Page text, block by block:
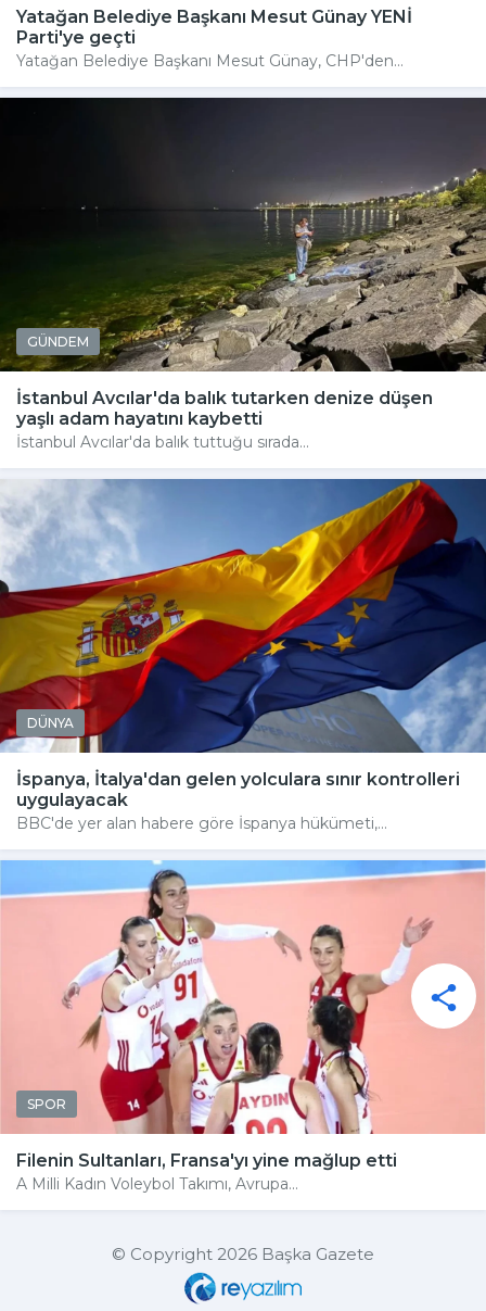
Yatağan Belediye Başkanı Mesut Günay YENİ
Parti'ye geçti
Yatağan Belediye Başkanı Mesut Günay, CHP'den...
GÜNDEM
İstanbul Avcılar'da balık tutarken denize düşen
yaşlı adam hayatını kaybetti
İstanbul Avcılar'da balık tuttuğu sırada...
DÜNYA
İspanya, İtalya'dan gelen yolculara sınır kontrolleri
uygulayacak
BBC'de yer alan habere göre İspanya hükümeti,...
SPOR
Filenin Sultanları, Fransa'yı yine mağlup etti
A Milli Kadın Voleybol Takımı, Avrupa...
© Copyright 2026 Başka Gazete